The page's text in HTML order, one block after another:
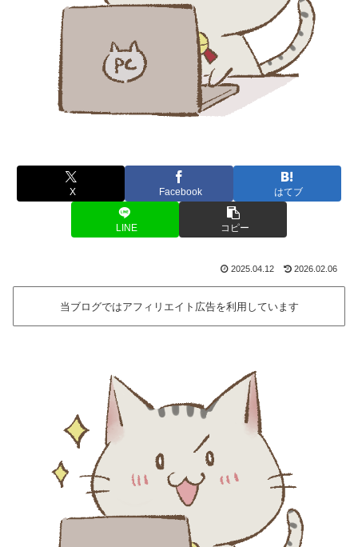
X Facebook はてブ
LINE コピー
2025.04.12 2026.02.06
当ブログではアフィリエイト広告を利用しています